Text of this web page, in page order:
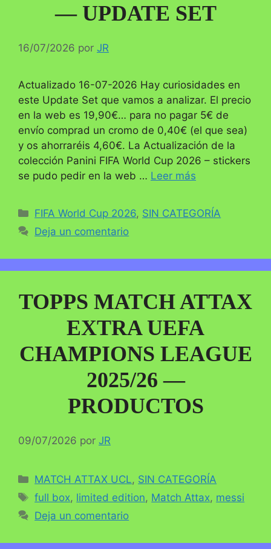
— UPDATE SET
16/07/2026 por JR
Actualizado 16-07-2026 Hay curiosidades en
este Update Set que vamos a analizar. El precio
en la web es 19,90€… para no pagar 5€ de
envío comprad un cromo de 0,40€ (el que sea)
y os ahorraréis 4,60€. La Actualización de la
colección Panini FIFA World Cup 2026 – stickers
se pudo pedir en la web … Leer más
Categorías
FIFA World Cup 2026, SIN CATEGORÍA
Deja un comentario
TOPPS MATCH ATTAX
EXTRA UEFA
CHAMPIONS LEAGUE
2025/26 —
PRODUCTOS
09/07/2026 por JR
Categorías
MATCH ATTAX UCL, SIN CATEGORÍA
Etiquetas
full box, limited edition, Match Attax, messi
Deja un comentario